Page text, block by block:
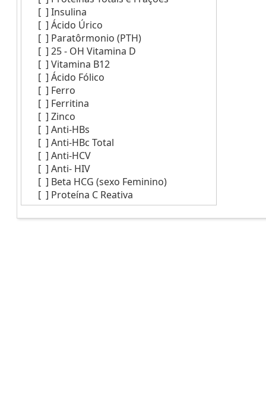
[ ] Insulina
[ ] Ácido Úrico
[ ] Paratôrmonio (PTH)
[ ] 25 - OH Vitamina D
[ ] Vitamina B12
[ ] Ácido Fólico
[ ] Ferro
[ ] Ferritina
[ ] Zinco
[ ] Anti-HBs
[ ] Anti-HBc Total
[ ] Anti-HCV
[ ] Anti- HIV
[ ] Beta HCG (sexo Feminino)
[ ] Proteína C Reativa